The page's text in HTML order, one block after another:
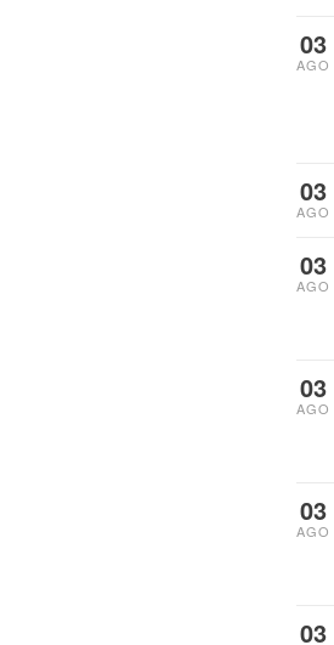
03
AGO
03
AGO
03
AGO
03
AGO
03
AGO
03